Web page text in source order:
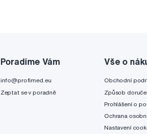
Poradíme Vám
info@profimed.eu
Zeptat se v poradně
Vše o
Obchodní
Způsob
Prohlášení o
Ochrana
Nastavení